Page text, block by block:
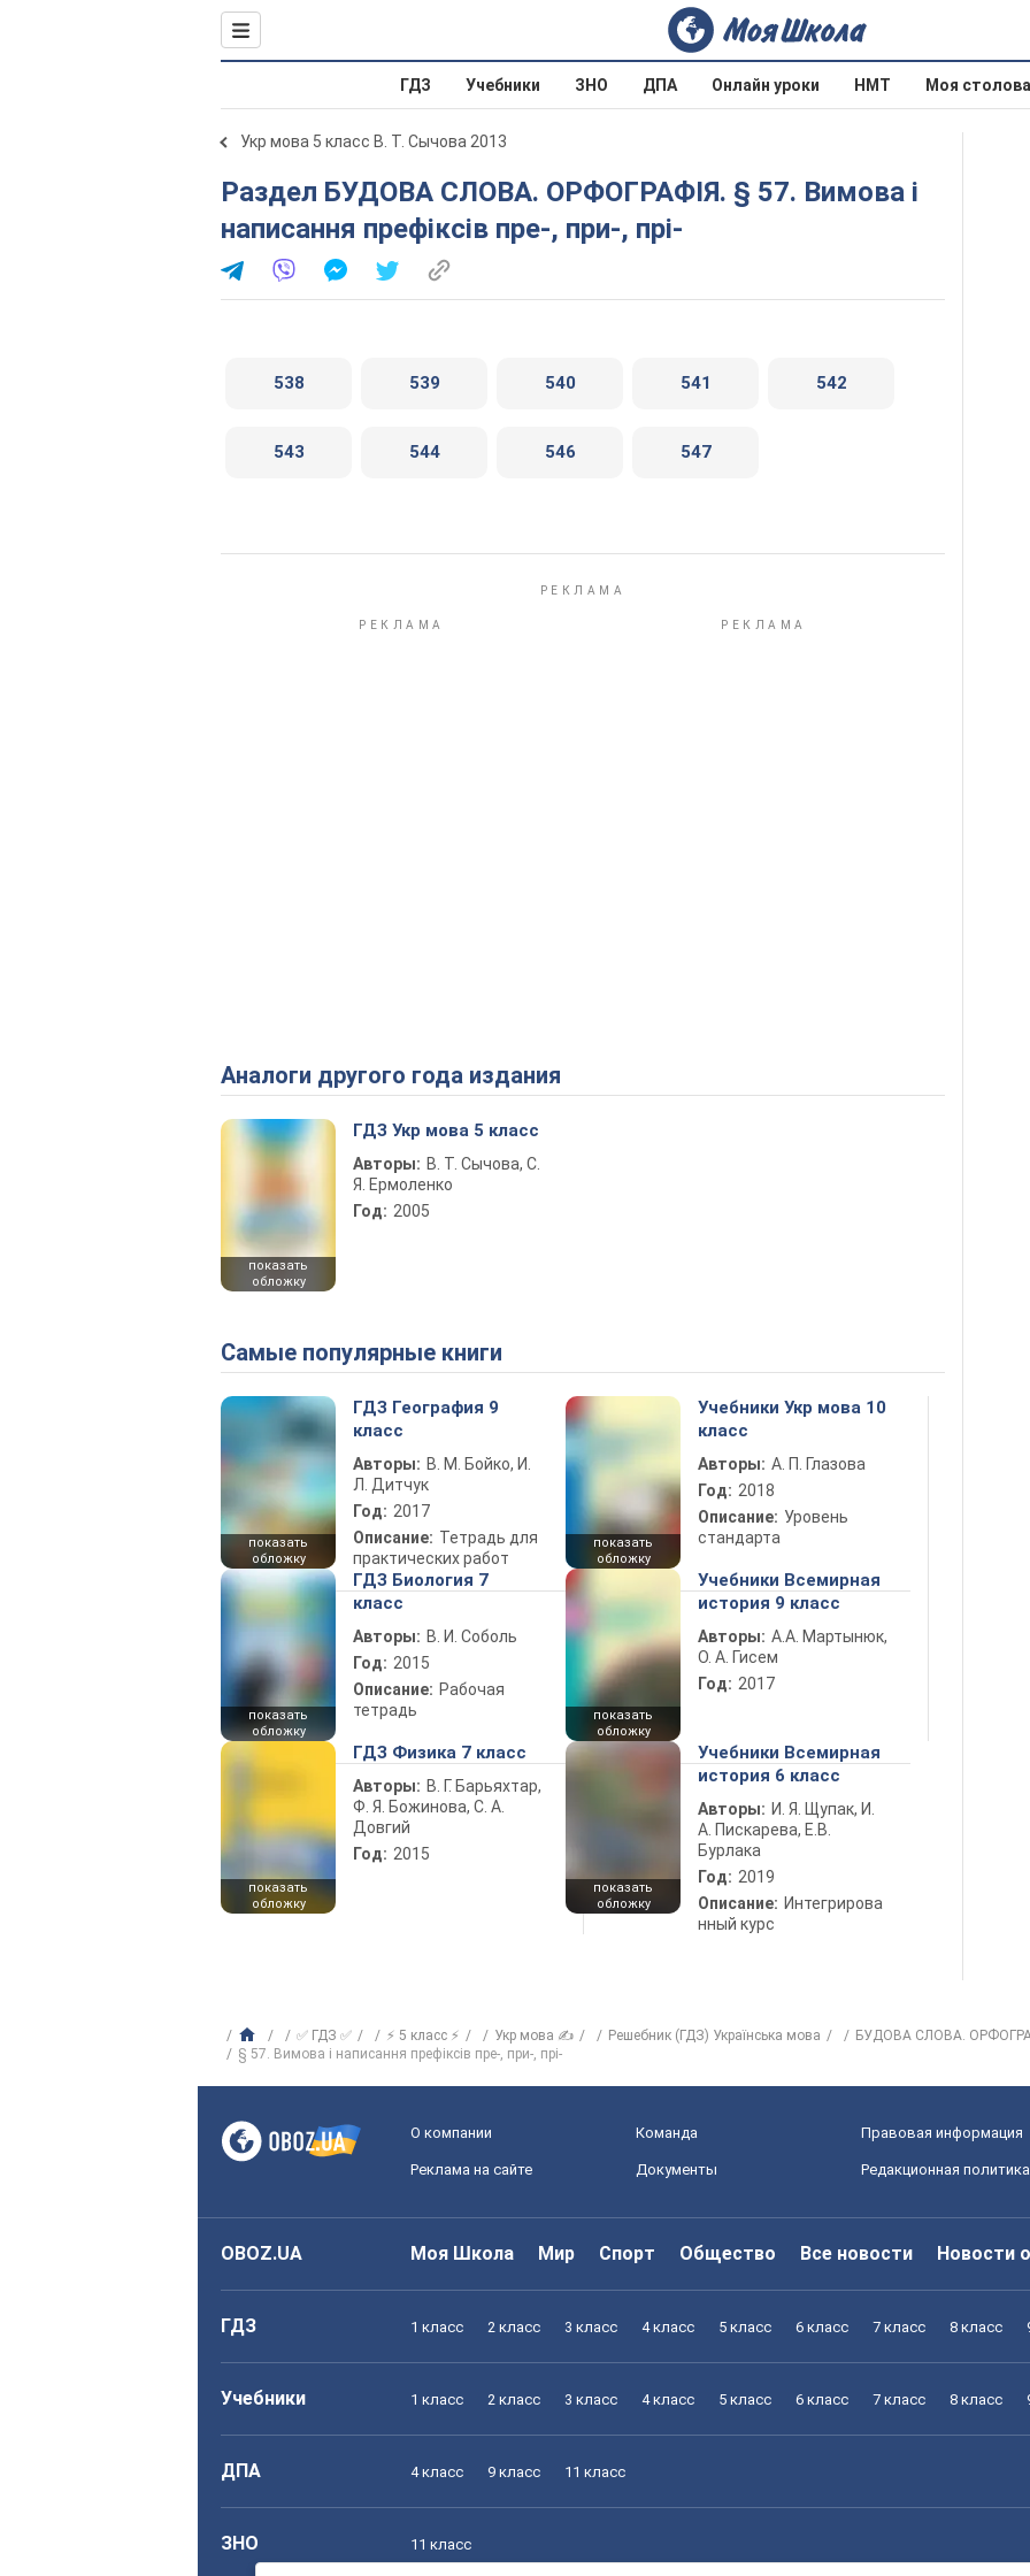
ГДЗ Учебники ЗНО ДПА Онлайн уроки НМТ Моя
Укр мова 5 класс В. Т. Сычова 2013
Раздел БУДОВА СЛОВА. ОРФОГРАФІЯ. § 57. Вимова і
написання префіксів пре-, при-, прі-
538 539 540 541 542
543 544 546 547
Аналоги другого года издания
показать
обложку
ГДЗ Укр мова 5 класс
Авторы: В. Т. Сычова, С.
Я. Ермоленко
Год: 2005
Самые популярные книги
показать
обложку
ГДЗ География 9
класс
Авторы: В. М. Бойко, И.
Л. Дитчук
Год: 2017
Описание: Тетрадь для
практических работ
показать
обложку
Учебники Укр мова 10
класс
Авторы: А. П. Глазова
Год: 2018
Описание: Уровень
стандарта
показать
обложку
ГДЗ Биология 7
класс
Авторы: В. И. Соболь
Год: 2015
Описание: Рабочая
тетрадь
показать
обложку
Учебники Всемирная
история 9 класс
Авторы: А.А. Мартынюк,
О. А. Гисем
Год: 2017
показать
обложку
ГДЗ Физика 7 класс
Авторы: В. Г. Барьяхтар,
Ф. Я. Божинова, С. А.
Довгий
Год: 2015
показать
обложку
Учебники Всемирная
история 6 класс
Авторы: И. Я. Щупак, И.
А. Пискарева, Е.В.
Бурлака
Год: 2019
Описание: Интегрирова
нный курс
✅ ГДЗ ✅ ⚡ 5 класс ⚡ Укр мова ✍ Решебник (ГДЗ) Українська мова
БУДОВА СЛОВА.
§ 57. Вимова і написання префіксів пре-, при-, прі-
О компании Команда Правовая информация
Реклама на сайте Документы Редакционная политика
OBOZ.UA Моя Школа Мир Спорт Общество Все новости Новости
ГДЗ 1 класс 2 класс 3 класс 4 класс 5 класс 6 класс 7 класс 8 класс
Учебники 1 класс 2 класс 3 класс 4 класс 5 класс 6 класс 7 класс 8 класс
ДПА 4 класс 9 класс 11 класс
ЗНО 11 класс